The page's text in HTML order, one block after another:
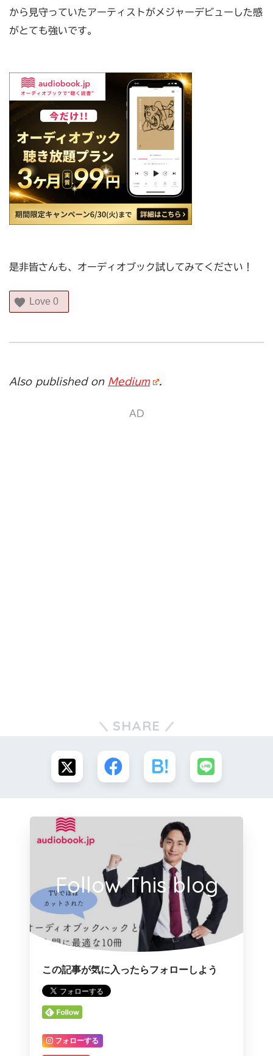
から見守っていたアーティストがメジャーデビューした感
がとても強いです。
是非皆さんも、オーディオブック試してみてください！
Love 0
Also published on Medium .
AD
SHARE
Follow This blog
この記事が気に入ったらフォローしよう
フォローする